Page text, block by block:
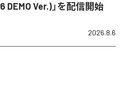
Ver.)」を配信開始
2026.8.6